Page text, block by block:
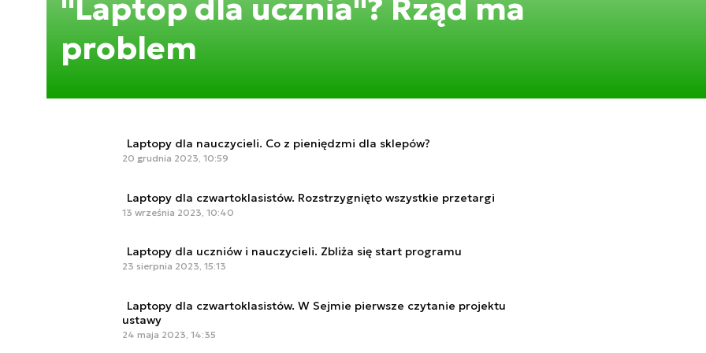
"Laptop dla ucznia"? Rząd ma
problem
Laptopy dla nauczycieli. Co z pieniędzmi dla sklepów?
20 grudnia 2023, 10:59
Laptopy dla czwartoklasistów. Rozstrzygnięto wszystkie przetargi
13 września 2023, 10:40
Laptopy dla uczniów i nauczycieli. Zbliża się start programu
23 sierpnia 2023, 15:13
Laptopy dla czwartoklasistów. W Sejmie pierwsze czytanie projektu
ustawy
24 maja 2023, 14:35